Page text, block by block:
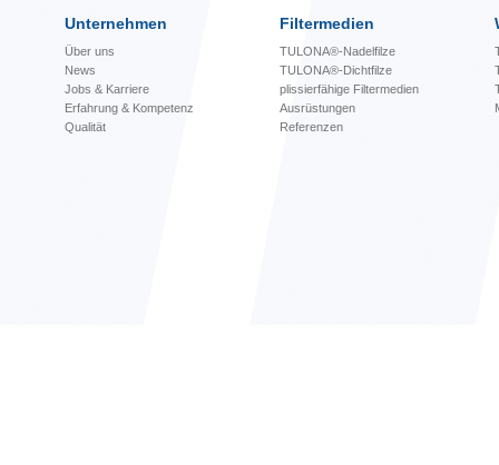
Unternehmen Filtermedien
Über uns
News
Jobs & Karriere
Erfahrung & Kompetenz
Qualität
TULONA®-Nadelfilze
TULONA®-Dichtfilze
plissierfähige Filtermedien
Ausrüstungen
Referenzen